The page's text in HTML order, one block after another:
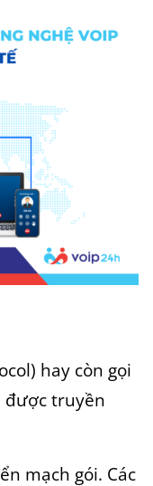
hay còn gọi
được truyền
mạch gói. Các